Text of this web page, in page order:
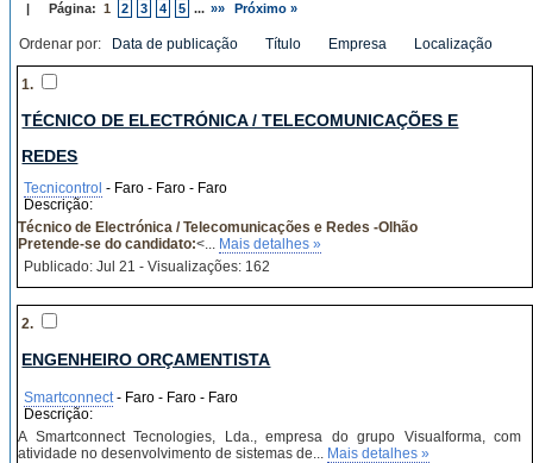
| Página: 1 2 3 4 5 ... »» Próximo »
Ordenar por: Data de publicação Título Empresa Localização
1.
TÉCNICO DE ELECTRÓNICA / TELECOMUNICAÇÕES E
REDES
Tecnicontrol - Faro - Faro - Faro
Descrição:
Técnico de Electrónica / Telecomunicações e Redes -Olhão
Pretende-se do candidato:<... Mais detalhes »
Publicado: Jul 21 - Visualizações: 162
2.
ENGENHEIRO ORÇAMENTISTA
Smartconnect- Faro - Faro - Faro
Descrição:
A Smartconnect Tecnologies, Lda., empresa do grupo Visualforma, com
atividade no desenvolvimento de sistemas de... Mais detalhes »